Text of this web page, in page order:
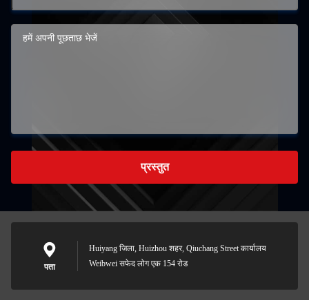
प्रस्तुत
पता
Huiyang जिला, Huizhou शहर, Qiuchang Street कार्यालय
Weibwei सफेद लोग एक 154 रोड